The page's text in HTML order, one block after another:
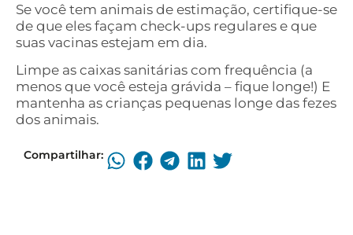
Se você tem animais de estimação, certifique-se
de que eles façam check-ups regulares e que
suas vacinas estejam em dia.
Limpe as caixas sanitárias com frequência (a
menos que você esteja grávida – fique longe!) E
mantenha as crianças pequenas longe das fezes
dos animais.
Compartilhar: